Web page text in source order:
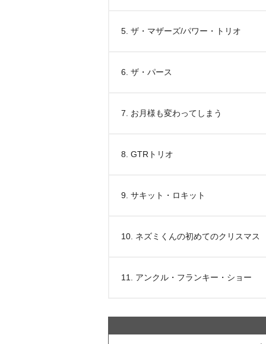
5. ザ・マザーズ/パワー・トリオ
6. ザ・パース
7. お月様も変わってしまう
8. GTRトリオ
9. サキット・ロキット
10. ネズミくんの初めてのクリスマス
11. アンクル・フランキー・ショー